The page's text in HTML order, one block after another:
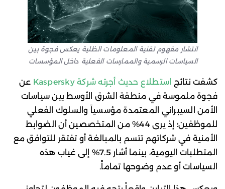
انتشار مفهوم تقنية المعلومات الظلية يعكس فجوة بين
السياسات الرسمية والممارسات الفعلية داخل المؤسسات
كشفت نتائج استطلاع حديث أجرته شركة Kaspersky
عن
فجوة ملموسة في منطقة الشرق الأوسط بين سياسات
الأمن السيبراني المعتمدة مؤسسياً والسلوك الفعلي
للموظفين؛ إذ يرى 44% من المتخصصين أن الضوابط
الأمنية في شركاتهم تتسم بالمبالغة أو تفتقر للتوافق مع
المتطلبات اليومية، بينما أشار 7.5% إلى غياب هذه
السياسات أو عدم وضوحها تماماً.